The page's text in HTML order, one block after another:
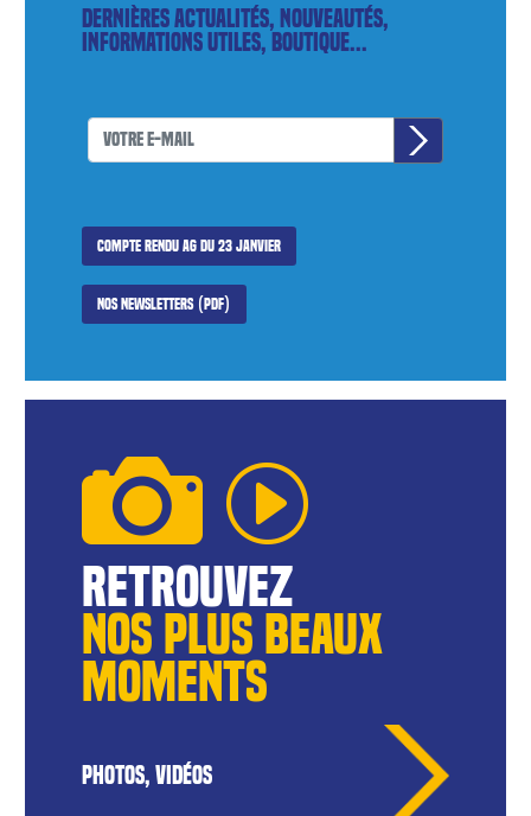
Dernières actualités, nouveautés,
informations utiles, boutique...
Compte rendu AG du 23 janvier
Nos newsletters (PDF)
reTROUVEZ
NOS pLUS BEAUX
MOMENTS
PHOTOS, VIDÉOS